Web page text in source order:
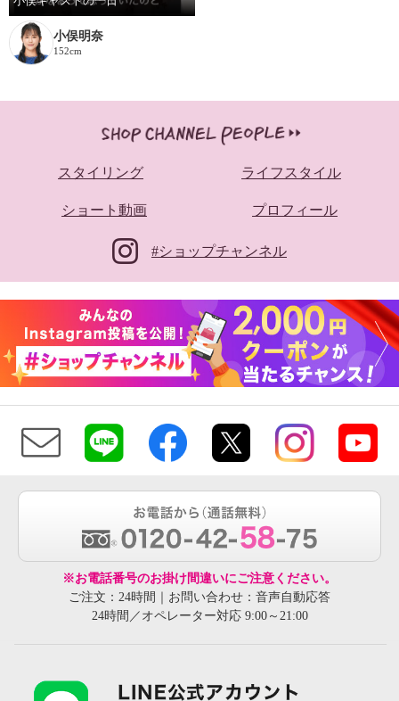
小俣明奈
152cm
スタイリング ライフスタイル
ショート動画 プロフィール
#ショップチャンネル
※お電話番号のお掛け間違いにご注意ください。
ご注文：24時間｜お問い合わせ：音声自動応答
24時間／オペレーター対応 9:00～21:00